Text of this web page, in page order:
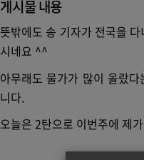
게시물 내용
뜻밖에도 송 기자가 전국을
시네요 ^^
아무래도 물가가 많이 올랐
니다.
오늘은 2탄으로 이번주에 제